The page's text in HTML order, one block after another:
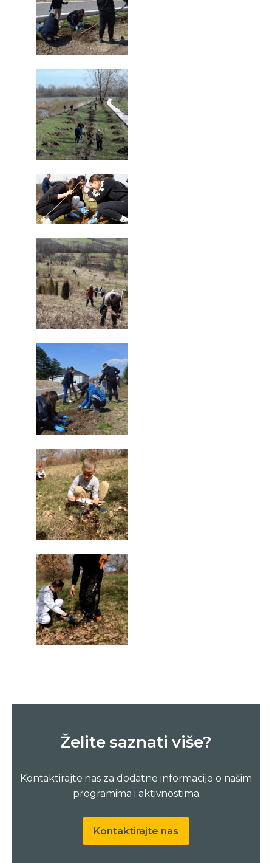
Želite saznati više?
Kontaktirajte nas za dodatne informacije o našim
programima i aktivnostima
Kontaktirajte nas